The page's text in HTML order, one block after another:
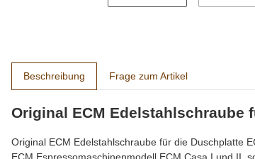
Beschreibung Frage zum Artikel
Original ECM Edelstahlschraube
Original ECM Edelstahlschraube für die Duschplatte